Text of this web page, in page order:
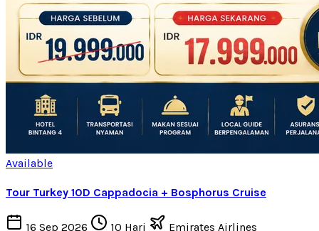
Available
Tour Turkey 10D Cappadocia + Bosphorus Cruise
16 Sep 2026 10 Hari Emirates Airlines